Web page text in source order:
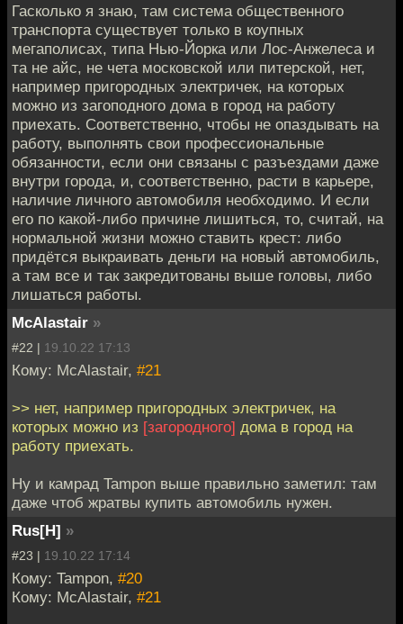
Гасколько я знаю, там система общественного
транспорта существует только в коупных
мегаполисах, типа Нью-Йорка или Лос-Анжелеса и
та не айс, не чета московской или питерской, нет,
например пригородных электричек, на которых
можно из загоподного дома в город на работу
приехать. Соответственно, чтобы не опаздывать на
работу, выполнять свои профессиональные
обязанности, если они связаны с разъездами даже
внутри города, и, соответственно, расти в карьере,
наличие личного автомобиля необходимо. И если
его по какой-либо причине лишиться, то, считай, на
нормальной жизни можно ставить крест: либо
придётся выкраивать деньги на новый автомобиль,
а там все и так закредитованы выше головы, либо
лишаться работы.
McAlastair »
#22 | 19.10.22 17:13
Кому: McAlastair, #21
>> нет, например пригородных электричек, на
которых можно из [загородного] дома в город на
работу приехать.
Ну и камрад Tampon выше правильно заметил: там
даже чтоб жратвы купить автомобиль нужен.
Rus[H] »
#23 | 19.10.22 17:14
Кому: Tampon, #20
Кому: McAlastair, #21